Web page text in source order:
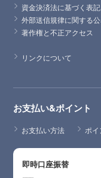
資金決済法に基づく表記
外部送信規律に関する
著作権と不正アクセス
リンクについて
お支払い&ポイント
お支払い方法 ポ
即時口座振替